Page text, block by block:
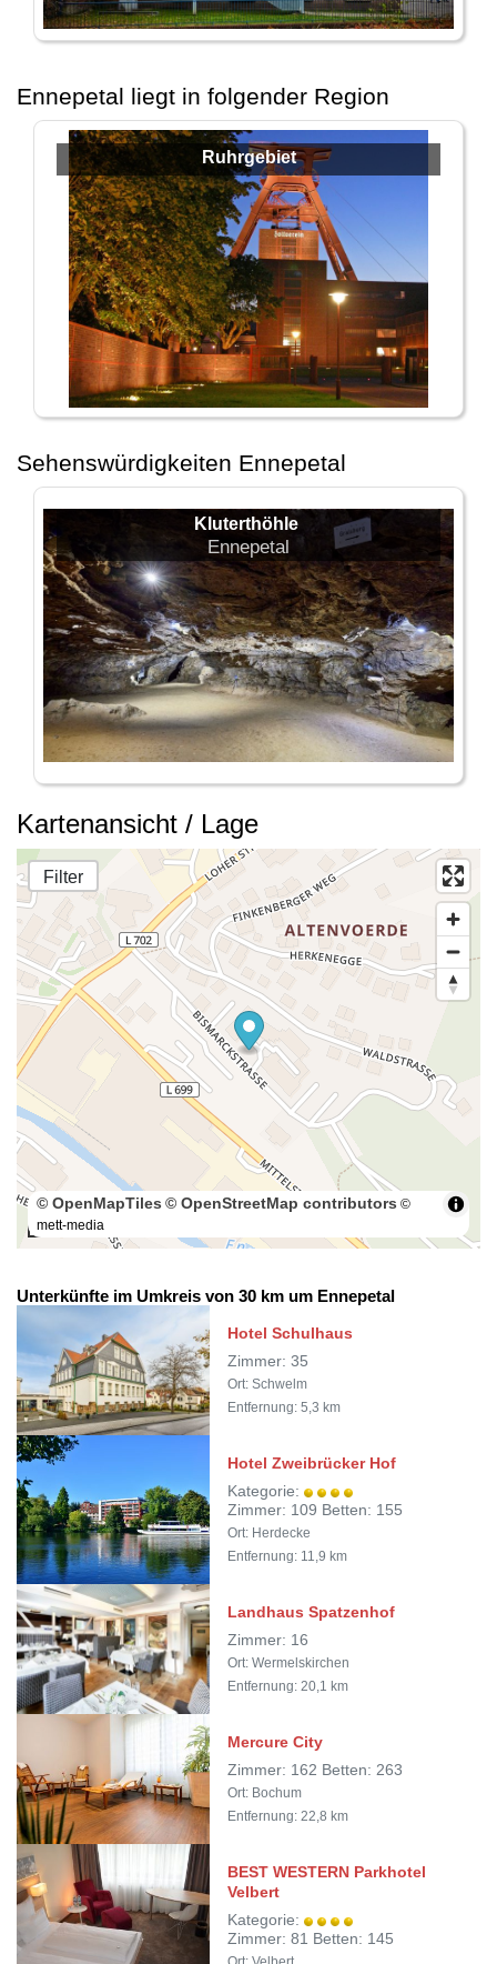
Ennepetal liegt in folgender Region
Ruhrgebiet
Sehenswürdigkeiten Ennepetal
Kluterthöhle
Ennepetal
Kartenansicht / Lage
Filter
100 m
© OpenMapTiles © OpenStreetMap contributors ©
mett-media
Unterkünfte im Umkreis von 30 km um Ennepetal
Hotel Schulhaus
Zimmer: 35
Ort: Schwelm
Entfernung: 5,3 km
Hotel Zweibrücker Hof
Kategorie:
Zimmer: 109 Betten: 155
Ort: Herdecke
Entfernung: 11,9 km
Landhaus Spatzenhof
Zimmer: 16
Ort: Wermelskirchen
Entfernung: 20,1 km
Mercure City
Zimmer: 162 Betten: 263
Ort: Bochum
Entfernung: 22,8 km
BEST WESTERN Parkhotel
Velbert
Kategorie:
Zimmer: 81 Betten: 145